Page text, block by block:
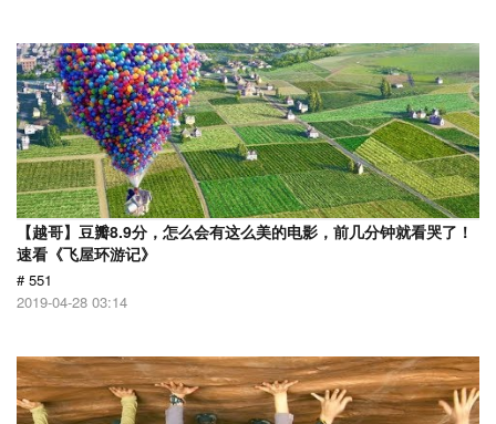
【越哥】豆瓣8.9分，怎么会有这么美的电影，前几分钟就看哭了！
速看《飞屋环游记》
# 551
2019-04-28 03:14